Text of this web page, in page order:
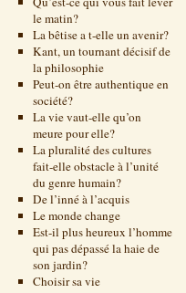
le matin?
La bêtise a t-elle un avenir?
Kant, un tournant décisif de
la philosophie
Peut-on être authentique en
société?
La vie vaut-elle qu’on
meure pour elle?
La pluralité des cultures
fait-elle obstacle à l’unité
du genre humain?
De l’inné à l’acquis
Le monde change
Est-il plus heureux l’homme
qui pas dépassé la haie de
son jardin?
Choisir sa vie